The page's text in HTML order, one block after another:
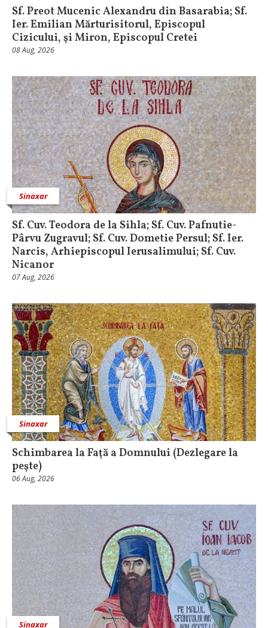
Sf. Preot Mucenic Alexandru din Basarabia; Sf.
Ier. Emilian Mărturisitorul, Episcopul
Cizicului, şi Miron, Episcopul Cretei
08 Aug, 2026
Sinaxar
Sf. Cuv. Teodora de la Sihla; Sf. Cuv. Pafnutie-
Pârvu Zugravul; Sf. Cuv. Dometie Persul; Sf. Ier.
Narcis, Arhiepiscopul Ierusalimului; Sf. Cuv.
Nicanor
07 Aug, 2026
Sinaxar
Schimbarea la Faţă a Domnului (Dezlegare la
peşte)
06 Aug, 2026
Sinaxar